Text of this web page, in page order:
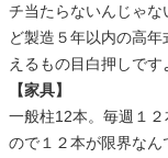
チ当たらないんじゃな
ど製造５年以内の高
えるもの目白押しです
【家具】
一般柱12本。毎週１
ので１２本が限界なん